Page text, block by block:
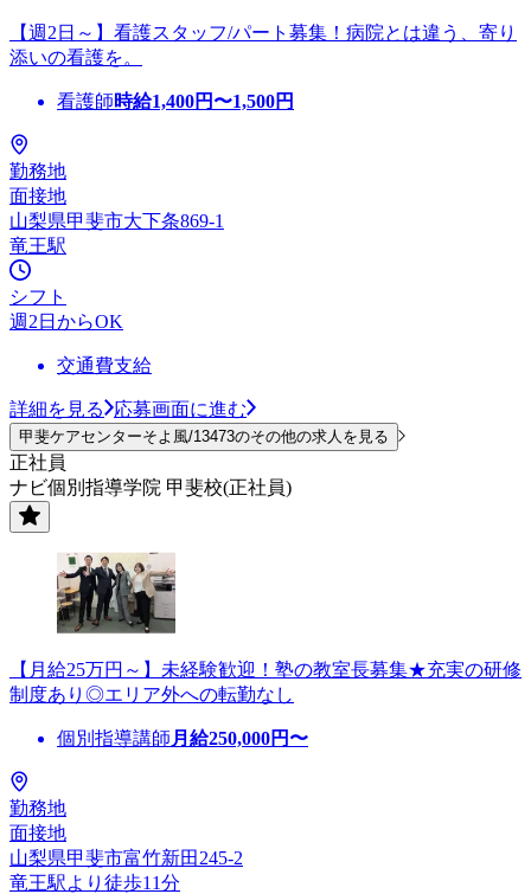
【週2日～】看護スタッフ/パート募集！病院とは違う、寄り
添いの看護を。
看護師時給1,400円〜1,500円
勤務地
面接地
山梨県甲斐市大下条869-1
竜王駅
シフト
週2日からOK
交通費支給
詳細を見る 応募画面に進む
甲斐ケアセンターそよ風/13473のその他の求人を見る
正社員
ナビ個別指導学院 甲斐校(正社員)
【月給25万円～】未経験歓迎！塾の教室長募集★充実の研修
制度あり◎エリア外への転勤なし
個別指導講師 月給250,000円〜
勤務地
面接地
山梨県甲斐市富竹新田245-2
竜王駅より徒歩11分